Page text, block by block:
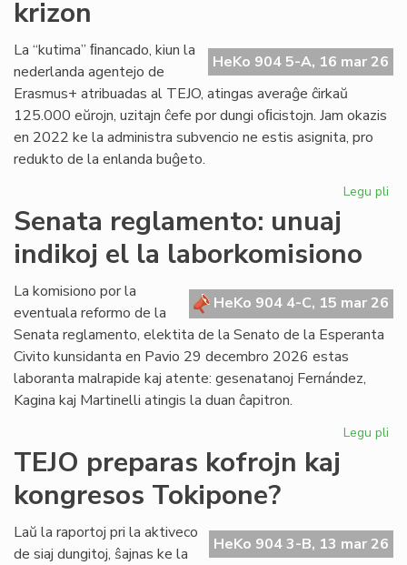
krizon
HeKo 904 5-A, 16 mar 26
La “kutima” ﬁnancado, kiun la
nederlanda agentejo de
Erasmus+ atribuadas al TEJO, atingas averaĝe ĉirkaŭ
125.000 eŭrojn, uzitajn ĉefe por dungi oﬁcistojn. Jam okazis
en 2022 ke la administra subvencio ne estis asignita, pro
redukto de la enlanda buĝeto.
Legu pli
Senata reglamento: unuaj
indikoj el la laborkomisiono
HeKo 904 4-C, 15 mar 26
La komisiono por la
eventuala reformo de la
Senata reglamento, elektita de la Senato de la Esperanta
Civito kunsidanta en Pavio 29 decembro 2026 estas
laboranta malrapide kaj atente: gesenatanoj Fernández,
Kagina kaj Martinelli atingis la duan ĉapitron.
Legu pli
el
TEJO preparas kofrojn kaj
kongresos Tokipone?
HeKo 904 3-B, 13 mar 26
Laŭ la raportoj pri la aktiveco
de siaj dungitoj, ŝajnas ke la